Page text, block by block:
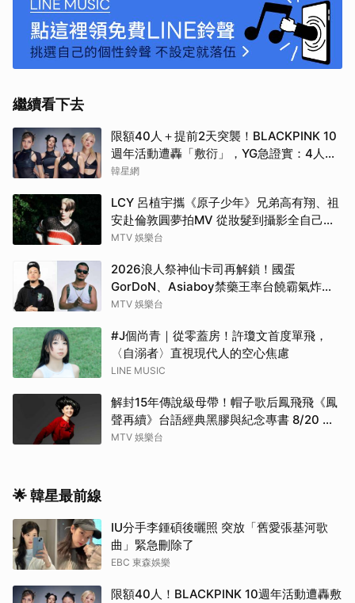
繼續看下去
限額40人＋提前2天突襲！BLACKPINK 10
週年活動遭轟「敷衍」，YG急證實：4人確
定完全體出席
韓星網
LCY 呂植宇攜《原子少年》兄弟高有翔、祖
安赴倫敦圓夢拍MV 從妝髮到攝影全自己
來！
MTV 娛樂台
2026浪人祭神仙卡司再解鎖！國蛋
GorDoN、Asiaboy禁藥王率台饒霸氣炸翻
府城 11 月安平重磅開躁！
MTV 娛樂台
#J個尚青｜從零蓋房！許瓊文首度單飛，
〈自溺者〉直視現代人的空心焦慮
LINE MUSIC
解封15年傳說級母帶！帽子歌后鳳飛飛《鳳
聲再續》台語經典黑膠與紀念專書 8/20 珍
藏預購
MTV 娛樂台
🌟 韓星最前線
IU分手李鍾碩後曬照 突放「舊愛張基河歌
曲」緊急刪除了
EBC 東森娛樂
限額40人！BLACKPINK 10週年活動遭轟敷